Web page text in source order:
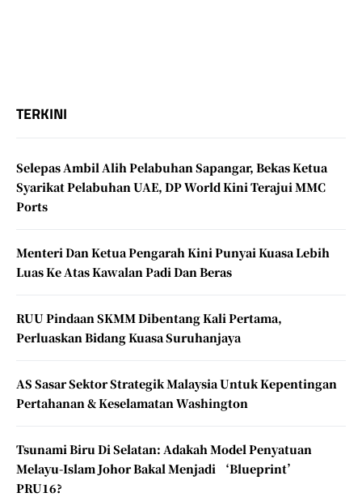
TERKINI
Selepas Ambil Alih Pelabuhan Sapangar, Bekas Ketua
Syarikat Pelabuhan UAE, DP World Kini Terajui MMC
Ports
Menteri Dan Ketua Pengarah Kini Punyai Kuasa Lebih
Luas Ke Atas Kawalan Padi Dan Beras
RUU Pindaan SKMM Dibentang Kali Pertama,
Perluaskan Bidang Kuasa Suruhanjaya
AS Sasar Sektor Strategik Malaysia Untuk Kepentingan
Pertahanan & Keselamatan Washington
Tsunami Biru Di Selatan: Adakah Model Penyatuan
Melayu-Islam Johor Bakal Menjadi ‘Blueprint’
PRU16?